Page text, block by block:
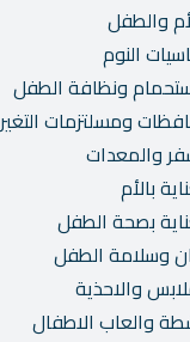
والطفل
النوم
ونظافة الطفل
ومسلتزمات التغير
والمعدات
بالأم
بصحة الطفل
وسلامة الطفل
والاحذية
والعاب الاطفال